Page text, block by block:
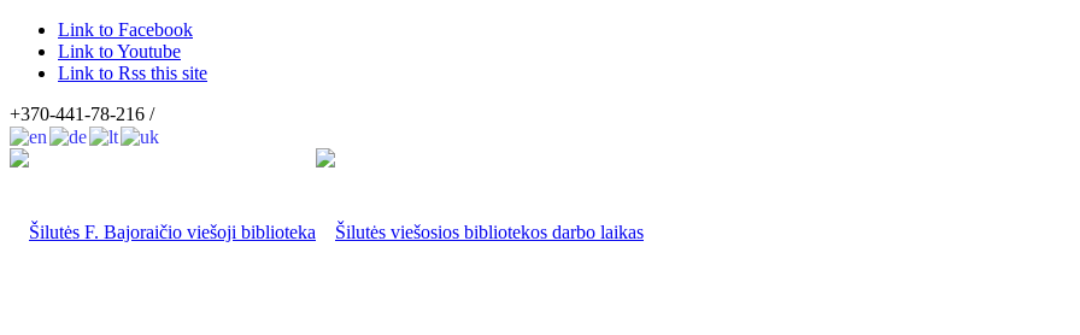
Link to Facebook
Link to Youtube
Link to Rss this site
+370-441-78-216 /